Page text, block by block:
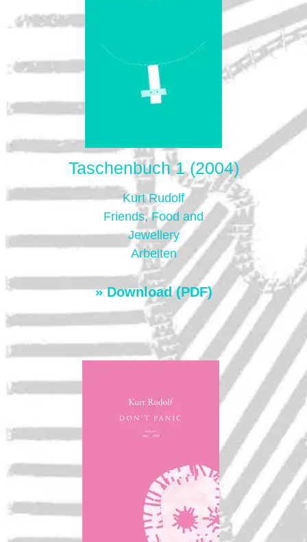
Taschenbuch 1 (2004)
Kurt Rudolf
Friends, Food and
Jewellery
Arbeiten
» Download (PDF)